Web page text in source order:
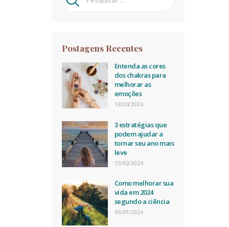
por:
Postagens Recentes
Entenda as cores
dos chakras para
melhorar as
emoções
18/03/2024
3 estratégias que
podem ajudar a
tornar seu ano mais
leve
15/02/2024
Como melhorar sua
vida em 2024
segundo a ciência
05/01/2024